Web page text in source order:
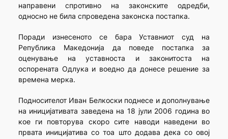
направени спротивно на законските одредби,
односно не била спроведена законска постапка.
Поради изнесеното се бара Уставниот суд на
Република Македонија да поведе постапка за
оценување на уставноста и законитоста на
оспорената Одлука и воедно да донесе решение за
времена мерка.
Подносителот Иван Белкоски поднесе и дополнување
на иницијативата заведена на 18 јули 2006 година во
кое ги повторува скоро сите наводи наведени во
првата иницијатива со тоа што додава дека со овој